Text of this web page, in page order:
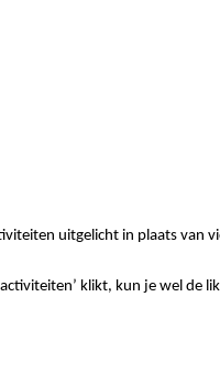
uitgelicht in plaats van
klikt, kun je wel de